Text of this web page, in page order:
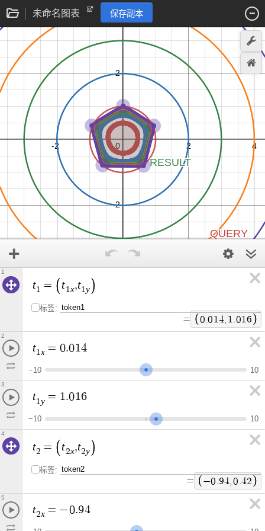
未命名图表 保存副本
t1 = t1x,t1y
标签:
= 0.014, 1.016
1
t1x = 0.014
−10 10
2
t1y = 1.016
−10 10
3
t2 = t2x,t2y
标签:
= −0.94,0.42
4
t2x = −0.94
5